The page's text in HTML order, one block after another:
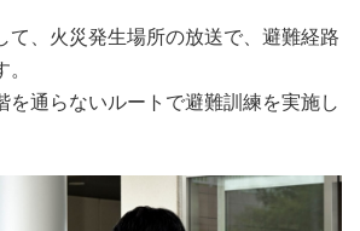
て、火災発生場所の放送で、避難経路
を通らないルートで避難訓練を実施し